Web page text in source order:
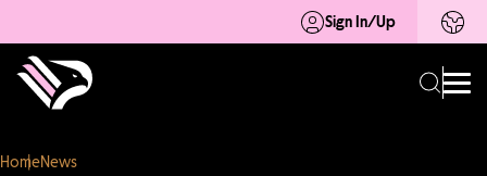
Sign In/Up
HomeNews